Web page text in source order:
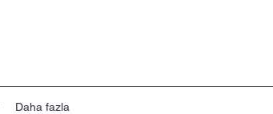
Daha fazla